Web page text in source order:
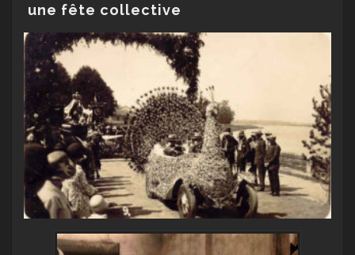
une fête collective